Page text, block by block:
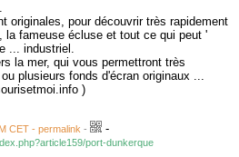
originales, pour découvrir très rapidement
la fameuse écluse et tout ce qui peut '
... industriel.
la mer, qui vous permettront très
plusieurs fonds d'écran originaux ...
)
CET - permalink - -
port-dunkerque